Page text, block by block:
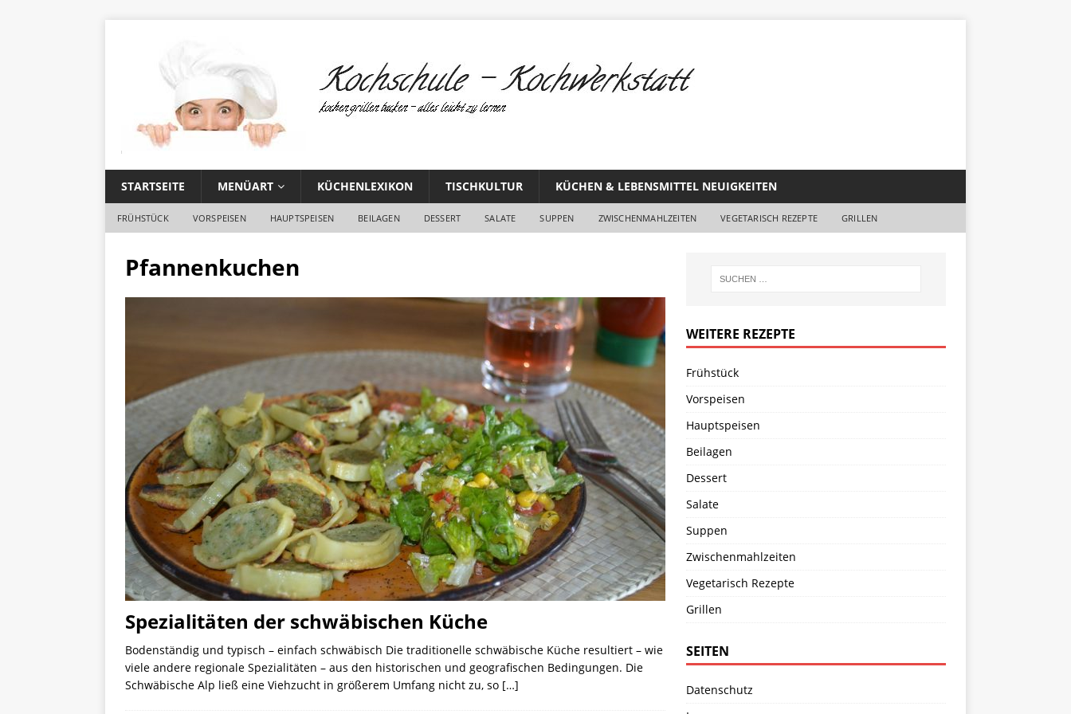
STARTSEITE MENÜART KÜCHENLEXIKON TISCHKULTUR KÜCHEN & LEBENSMITTEL NEUIGKEITEN
FRÜHSTÜCK VORSPEISEN HAUPTSPEISEN BEILAGEN DESSERT SALATE SUPPEN ZWISCHENMAHLZEITEN VEGETARISCH REZEPTE GRILLEN
Pfannenkuchen
Spezialitäten der schwäbischen Küche
Bodenständig und typisch – einfach schwäbisch Die traditionelle schwäbische Küche resultiert – wie
viele andere regionale Spezialitäten – aus den historischen und geografischen Bedingungen. Die
Schwäbische Alp ließ eine Viehzucht in größerem Umfang nicht zu, so […]
WEITERE REZEPTE
Frühstück
Vorspeisen
Hauptspeisen
Beilagen
Dessert
Salate
Suppen
Zwischenmahlzeiten
Vegetarisch Rezepte
Grillen
SEITEN
Datenschutz